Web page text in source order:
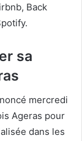
Back
sa
mercredi
Ageras pour
dans les